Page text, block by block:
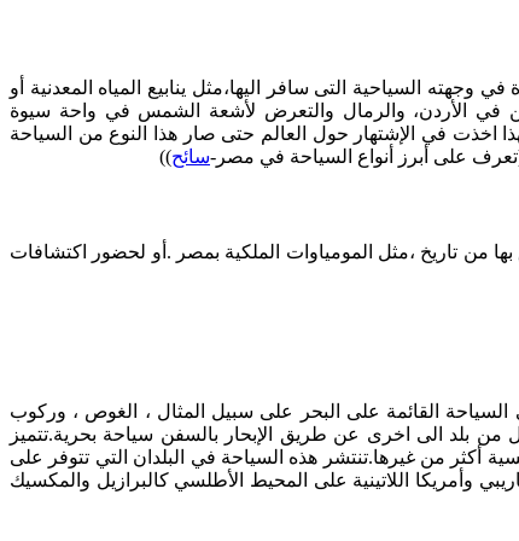
السياحية التى سافر اليها،مثل ينابيع المياه المعدنية أو
في الأردن، والرمال والتعرض لأشعة الشمس في واحة سيوة
اخذت في الإشتهار حول العالم حتى صار هذا النوع من السياحة
على أبرز أنواع السياحة في مصر-سائح))
من تاريخ ،مثل المومياوات الملكية بمصر .أو لحضور اكتشافات
السياحة القائمة على البحر على سبيل المثال ، الغوص ، وركوب
من بلد الى اخرى عن طريق الإبحار بالسفن سياحة بحرية.تتميز
أكثر من غيرها.تنتشر هذه السياحة في البلدان التي تتوفر على
وأمريكا اللاتينية على المحيط الأطلسي كالبرازيل والمكسيك